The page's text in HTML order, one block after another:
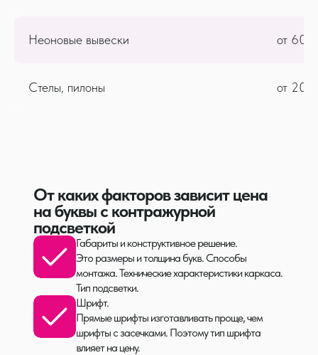
Неоновые вывески от
Стелы, пилоны от
От каких факторов зависит цена
на буквы с контражурной
подсветкой
Габариты и конструктивное решение.
Это размеры и толщина букв. Способы
монтажа. Технические характеристики каркаса.
Тип подсветки.
Шрифт.
Прямые шрифты изготавливать проще, чем
шрифты с засечками. Поэтому тип шрифта
влияет на цену.